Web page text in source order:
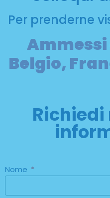
Per prenderne
Belgio,
Nome